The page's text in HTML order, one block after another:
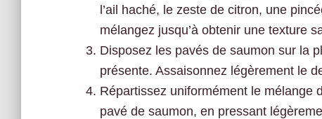
l’ail haché, le zeste de citron, une
mélangez jusqu’à obtenir une texture
Disposez les pavés de saumon sur la
présente. Assaisonnez légèrement le
Répartissez uniformément le mélange
pavé de saumon, en pressant